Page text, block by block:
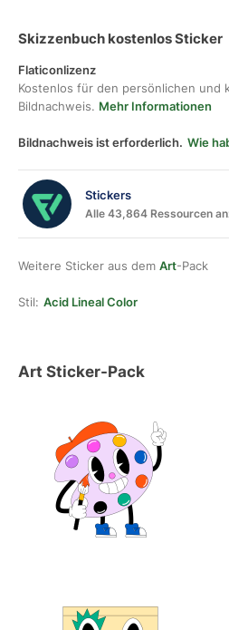
Skizzenbuch kostenlos Sticker
Flaticonlizenz
Kostenlos für den persönlichen und
Bildnachweis. Mehr Informationen
Bildnachweis ist erforderlich. Wie
Stickers
Alle 43,864 Ressourcen
Weitere Sticker aus dem Art-Pack
Stil: Acid Lineal Color
Art Sticker-Pack